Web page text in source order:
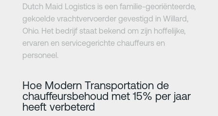
Dutch Maid Logistics is een familie-georiënteerde,
gekoelde vrachtvervoerder gevestigd in Willard,
Ohio. Het bedrijf staat bekend om zijn hoffelijke,
ervaren en servicegerichte chauffeurs en
personeel.
Hoe Modern Transportation de
chauffeursbehoud met 15% per jaar
heeft verbeterd